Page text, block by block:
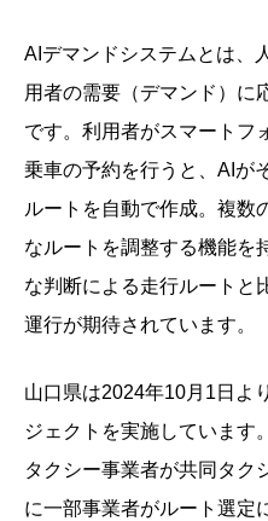
AIデマンドシステムとは、
用者の需要（デマンド）に
です。利用者がスマートフ
乗車の予約を行うと、AIが
ルートを自動で作成。複数
なルートを調整する機能を
な判断による走行ルートと
運行が期待されています。
山口県は2024年10月1日よ
ジェクトを実施しています
タクシー事業者が共同タク
に一部事業者がルート選定